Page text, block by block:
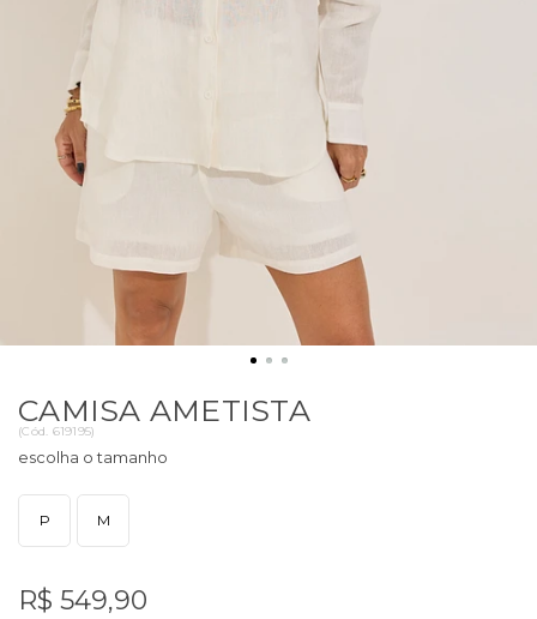
CAMISA AMETISTA
(Cód. 619195)
P M
R$ 549,90